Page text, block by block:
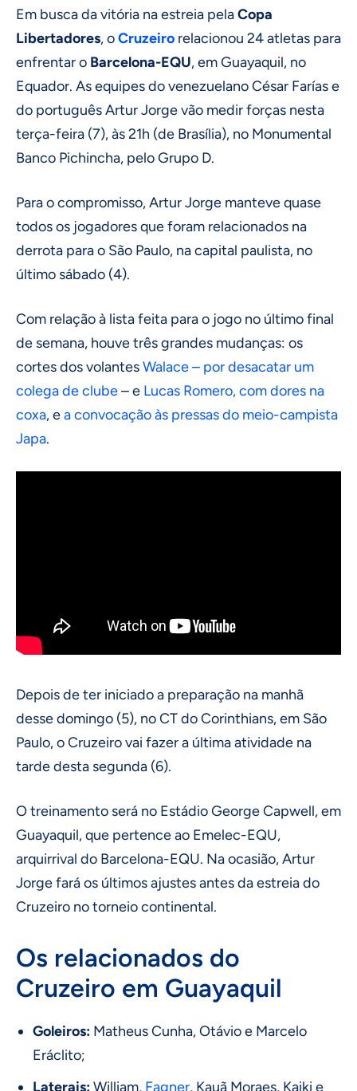
Em busca da vitória na estreia pelaCopa
Libertadores, oCruzeiro relacionou 24 atletas para
enfrentar o Barcelona-EQU, em Guayaquil, no
Equador. As equipes do venezuelano César Farías e
do português Artur Jorge vão medir forças nesta
terça-feira (7), às 21h (de Brasília), no Monumental
Banco Pichincha, pelo Grupo D.
Para o compromisso, Artur Jorge manteve quase
todos os jogadores que foram relacionados na
derrota para o São Paulo, na capital paulista, no
último sábado (4).
Com relação à lista feita para o jogo no último final
de semana, houve três grandes mudanças: os
cortes dos volantesWalace – por desacatar um
colega de clube– e Lucas Romero, com dores na
coxa, ea convocação às pressas do meio-campista
Japa.
Depois de ter iniciado a preparação na manhã
desse domingo (5), no CT do Corinthians, em São
Paulo, o Cruzeiro vai fazer a última atividade na
tarde desta segunda (6).
O treinamento será no Estádio George Capwell, em
Guayaquil, que pertence ao Emelec-EQU,
arquirrival do Barcelona-EQU. Na ocasião, Artur
Jorge fará os últimos ajustes antes da estreia do
Cruzeiro no torneio continental.
Os relacionados do
Cruzeiro em Guayaquil
Goleiros: Matheus Cunha, Otávio e Marcelo
Eráclito;
Laterais:William, Fagner, Kauã Moraes, Kaiki e